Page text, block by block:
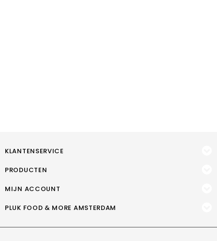
KLANTENSERVICE
PRODUCTEN
MIJN ACCOUNT
PLUK FOOD & MORE AMSTERDAM